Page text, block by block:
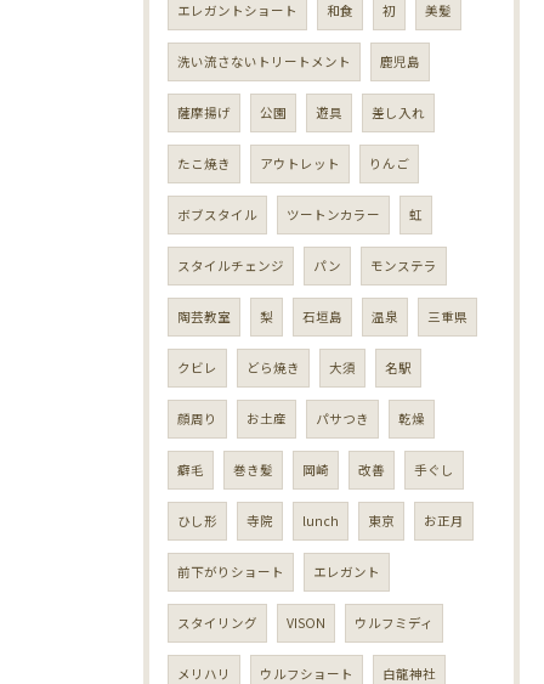
エレガントショート 和食 初 美髪
洗い流さないトリートメント 鹿児島
薩摩揚げ 公園 遊具 差し入れ
たこ焼き アウトレット りんご
ボブスタイル ツートンカラー 虹
スタイルチェンジ パン モンステラ
陶芸教室 梨 石垣島 温泉 三重県
クビレ どら焼き 大須 名駅
顔周り お土産 パサつき 乾燥
癖毛 巻き髪 岡崎 改善 手ぐし
ひし形 寺院 lunch 東京 お正月
前下がりショート エレガント
スタイリング VISON ウルフミディ
メリハリ ウルフショート 白龍神社